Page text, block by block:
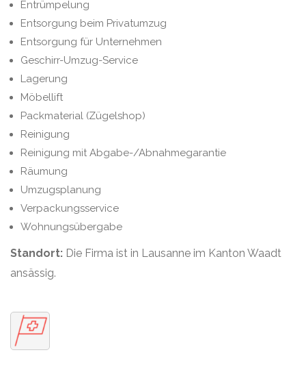
Entrümpelung
Entsorgung beim Privatumzug
Entsorgung für Unternehmen
Geschirr-Umzug-Service
Lagerung
Möbellift
Packmaterial (Zügelshop)
Reinigung
Reinigung mit Abgabe-/Abnahmegarantie
Räumung
Umzugsplanung
Verpackungsservice
Wohnungsübergabe
Standort: Die Firma ist in Lausanne im Kanton Waadt
ansässig.